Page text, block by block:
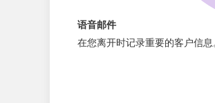
语音邮件
在您离开时记录重要的客户信息